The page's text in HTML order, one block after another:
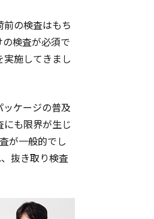
の検査はもち
検査が必須で
実施してきまし
ケージの普及
も限界が生じ
が一般的でし
抜き取り検査